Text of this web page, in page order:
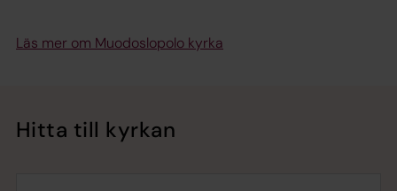
Läs mer om Muodoslopolo kyrka
Hitta till kyrkan